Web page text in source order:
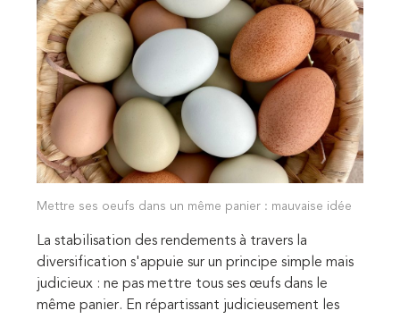
Mettre ses oeufs dans un même panier : mauvaise idée
La stabilisation des rendements à travers la
diversification s'appuie sur un principe simple mais
judicieux : ne pas mettre tous ses œufs dans le
même panier. En répartissant judicieusement les